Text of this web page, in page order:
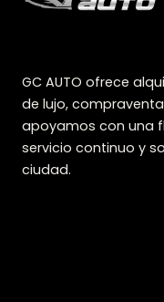
GC AUTO ofrece
de lujo,
apoyamos con una
servicio continuo y
ciudad.